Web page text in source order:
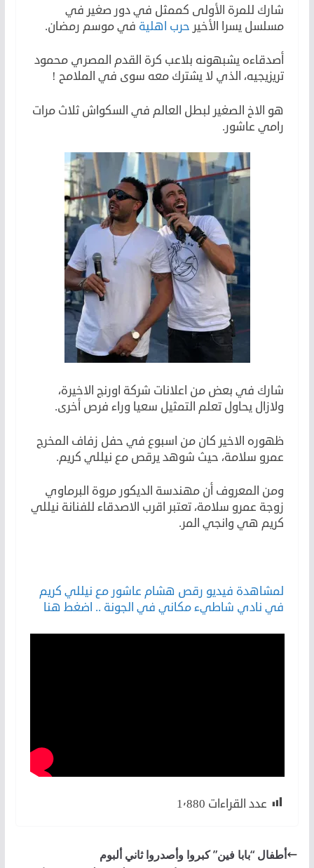
شارك للمرة الأولى كممثل في دور صغير في
مسلسل يسرا الأخير حرب اهلية في موسم رمضان.
أصدقاءه يشبهونه بلاعب كرة القدم المصري محمود
تريزيجيه، الذي لا يشترك معه سوى في الملامح !
هو الاخ الصغير لبطل العالم في السكواش ثلاث مرات
رامي عاشور.
شارك في بعض من اعلانات شركة اورنج الاخيرة،
ولازال يحاول تعلم التمثيل سعيا وراء فرص أخرى.
ظهوره الاخير كان من اسبوع في حفل زفاف المخرج
عمرو سلامة، حيث شوهد يرقص مع نيللي كريم.
ومن المعروف أن مهندسة الديكور مروة البرماوي
زوجة عمرو سلامة، تعتبر اقرب الاصدقاء للفنانة نيللي
كريم هي وانجي المر.
لمشاهدة فيديو رقص هشام عاشور مع نيللي كريم
في نادي شاطيء مكاني في الجونة .. اضغط هنا
عدد القراءات 1٬880
أطفال “بابا فين” كبروا وأصدروا ثاني ألبوم